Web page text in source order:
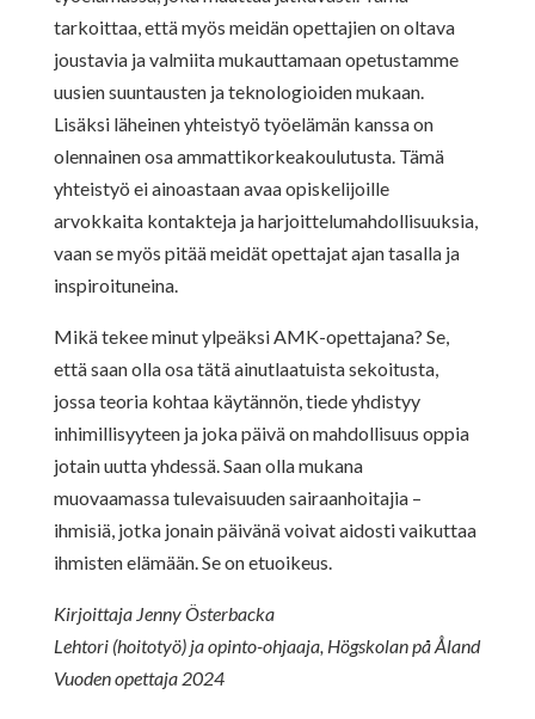
tarkoittaa, että myös meidän opettajien on oltava
joustavia ja valmiita mukauttamaan opetustamme
uusien suuntausten ja teknologioiden mukaan.
Lisäksi läheinen yhteistyö työelämän kanssa on
olennainen osa ammattikorkeakoulutusta. Tämä
yhteistyö ei ainoastaan avaa opiskelijoille
arvokkaita kontakteja ja harjoittelumahdollisuuksia,
vaan se myös pitää meidät opettajat ajan tasalla ja
inspiroituneina.
Mikä tekee minut ylpeäksi AMK-opettajana? Se,
että saan olla osa tätä ainutlaatuista sekoitusta,
jossa teoria kohtaa käytännön, tiede yhdistyy
inhimillisyyteen ja joka päivä on mahdollisuus oppia
jotain uutta yhdessä. Saan olla mukana
muovaamassa tulevaisuuden sairaanhoitajia –
ihmisiä, jotka jonain päivänä voivat aidosti vaikuttaa
ihmisten elämään. Se on etuoikeus.
Kirjoittaja Jenny Österbacka
Lehtori (hoitotyö) ja opinto-ohjaaja, Högskolan på Åland
Vuoden opettaja 2024